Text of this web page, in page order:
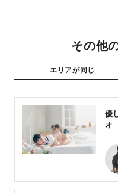
その他
エリアが同じ
優
オ